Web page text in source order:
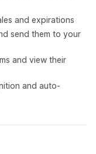
and expirations
send them to your
and view their
and auto-